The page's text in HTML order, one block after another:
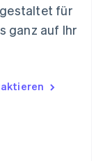
gestaltet für
ganz auf Ihr